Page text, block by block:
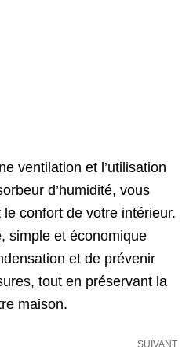
ventilation et l’utilisation
d’humidité, vous
confort de votre intérieur.
simple et économique
et de prévenir
tout en préservant la
maison.
SUIVANT